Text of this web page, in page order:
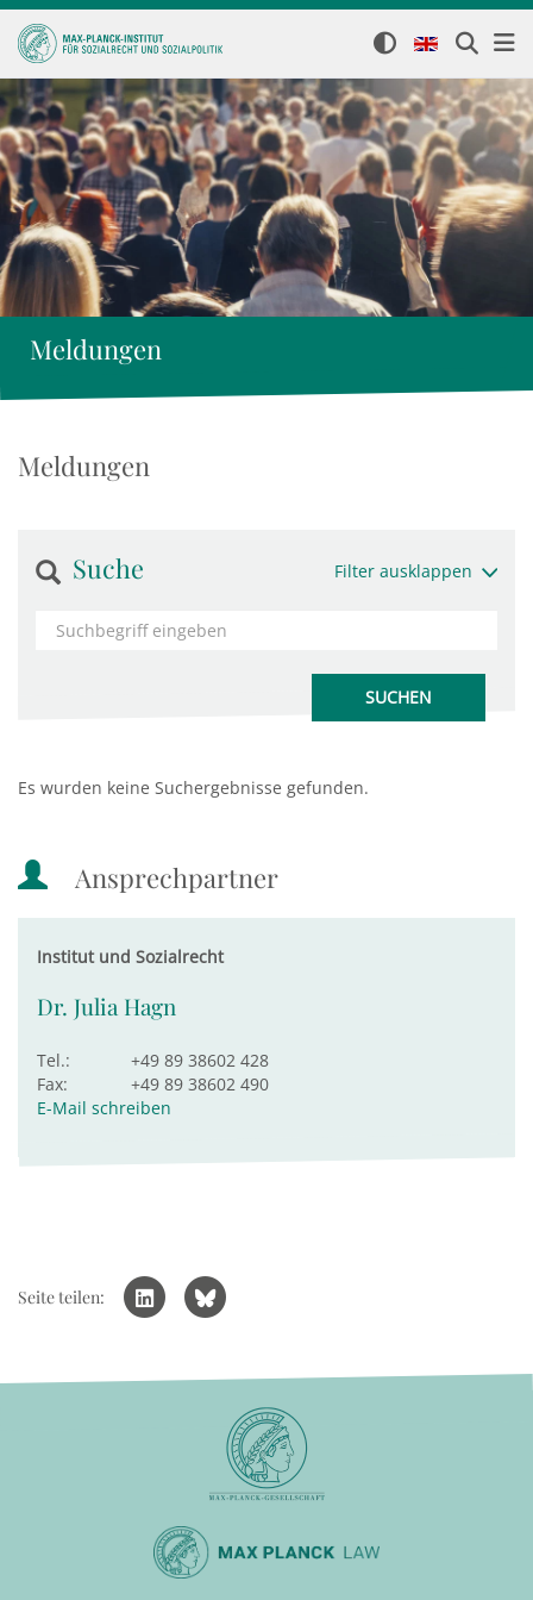
Meldungen
Meldungen
Suche Filter ausklappen
Es wurden keine Suchergebnisse gefunden.
Ansprechpartner
Institut und Sozialrecht
Dr. Julia Hagn
Tel.:
+49 89 38602 428
Fax:
+49 89 38602 490
E-Mail schreiben
Seite teilen: